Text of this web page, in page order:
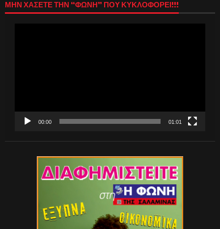
ΜΗΝ ΧΑΣΕΤΕ ΤΗΝ “ΦΩΝΗ” ΠΟΥ ΚΥΚΛΟΦΟΡΕΙ!!!
00:00 01:01